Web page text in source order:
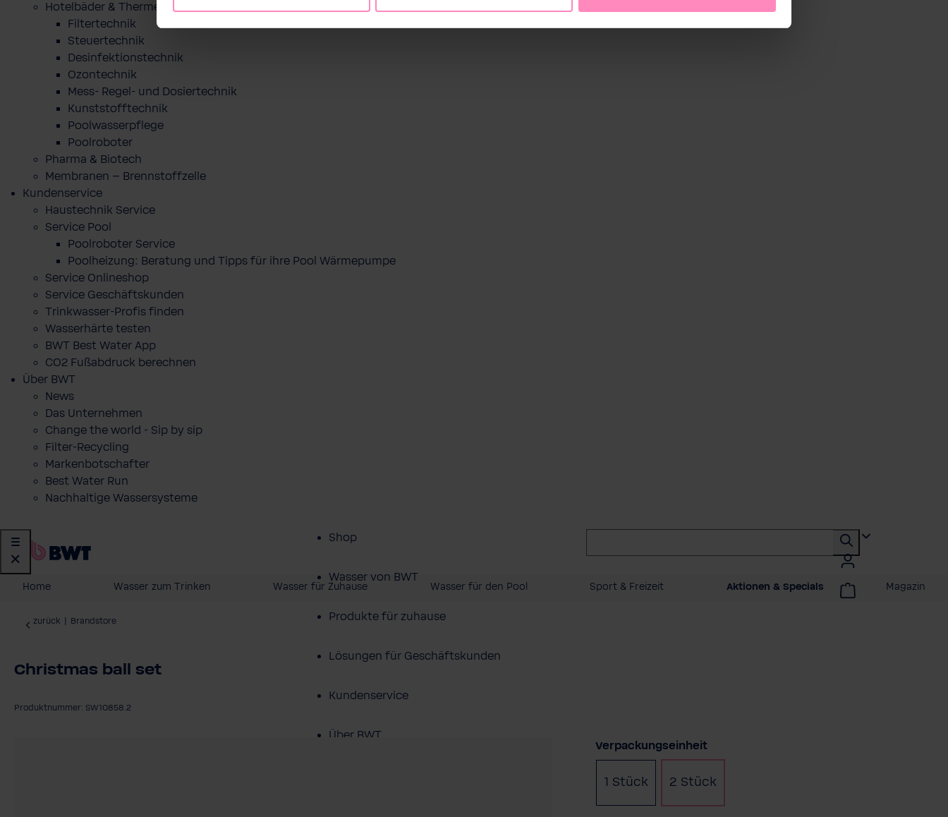
Hotelbäder & Thermen
Filtertechnik
Steuertechnik
Desinfektionstechnik
Ozontechnik
Mess- Regel- und Dosiertechnik
Kunststofftechnik
Poolwasserpflege
Poolroboter
Pharma & Biotech
Membranen – Brennstoffzelle
Kundenservice
Haustechnik Service
Service Pool
Poolroboter Service
Poolheizung: Beratung und Tipps für ihre Pool Wärmepumpe
Service Onlineshop
Service Geschäftskunden
Trinkwasser-Profis finden
Wasserhärte testen
BWT Best Water App
CO2 Fußabdruck berechnen
Über BWT
News
Das Unternehmen
Change the world - Sip by sip
Filter-Recycling
Markenbotschafter
Best Water Run
Nachhaltige Wassersysteme
Shop
Wasser von BWT
Produkte für zuhause
Lösungen für Geschäftskunden
Kundenservice
Über BWT
Home Wasser zum Trinken Wasser für Zuhause Wasser für den Pool Sport & Freizeit Aktionen & Specials Magazin
zurück Brandstore
Christmas ball set
Produktnummer: SW10858.2
Verpackungseinheitauswählen
1 Stück 2 Stück